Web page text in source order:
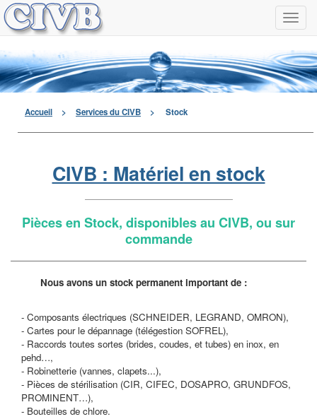
à
Accueil > Services du CIVB > Stock
CIVB : Matériel en stock
Pièces en Stock, disponibles au CIVB, ou sur
commande
Nous avons un stock permanent important de :
- Composants électriques (SCHNEIDER, LEGRAND, OMRON),
- Cartes pour le dépannage (télégestion SOFREL),
- Raccords toutes sortes (brides, coudes, et tubes) en inox, en
pehd…,
- Robinetterie (vannes, clapets...),
- Pièces de stérilisation (CIR, CIFEC, DOSAPRO, GRUNDFOS,
PROMINENT…),
- Bouteilles de chlore.